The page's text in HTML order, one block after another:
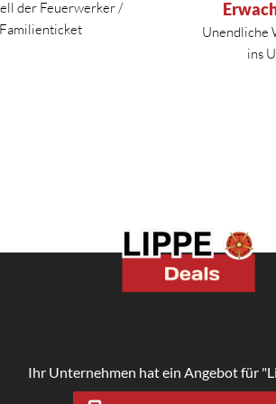
der Feuerwerker /
Familienticket
Unendliche
ins
Ihr Unternehmen hat ein Angebot für